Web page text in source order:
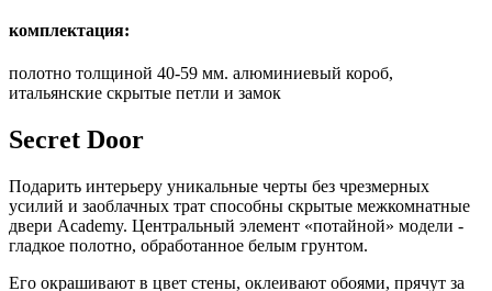
комплектация:
полотно толщиной 40-59 мм. алюминиевый короб,
итальянские скрытые петли и замок
Secret Door
Подарить интерьеру уникальные черты без чрезмерных
усилий и заоблачных трат способны скрытые межкомнатные
двери Academy. Центральный элемент «потайной» модели -
гладкое полотно, обработанное белым грунтом.
Его окрашивают в цвет стены, оклеивают обоями, прячут за